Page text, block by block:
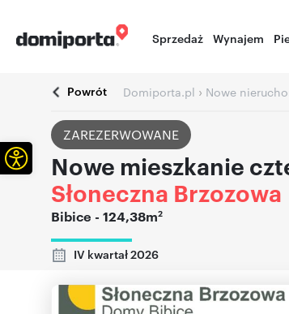
Sprzedaż Wynajem
Powrót Domiporta.pl › Nowe
ZAREZERWOWANE
Nowe mieszkanie
Słoneczna Brzozowa
Bibice - 124,38m2
IV kwartał 2026
Otwórz pasek narzędzi